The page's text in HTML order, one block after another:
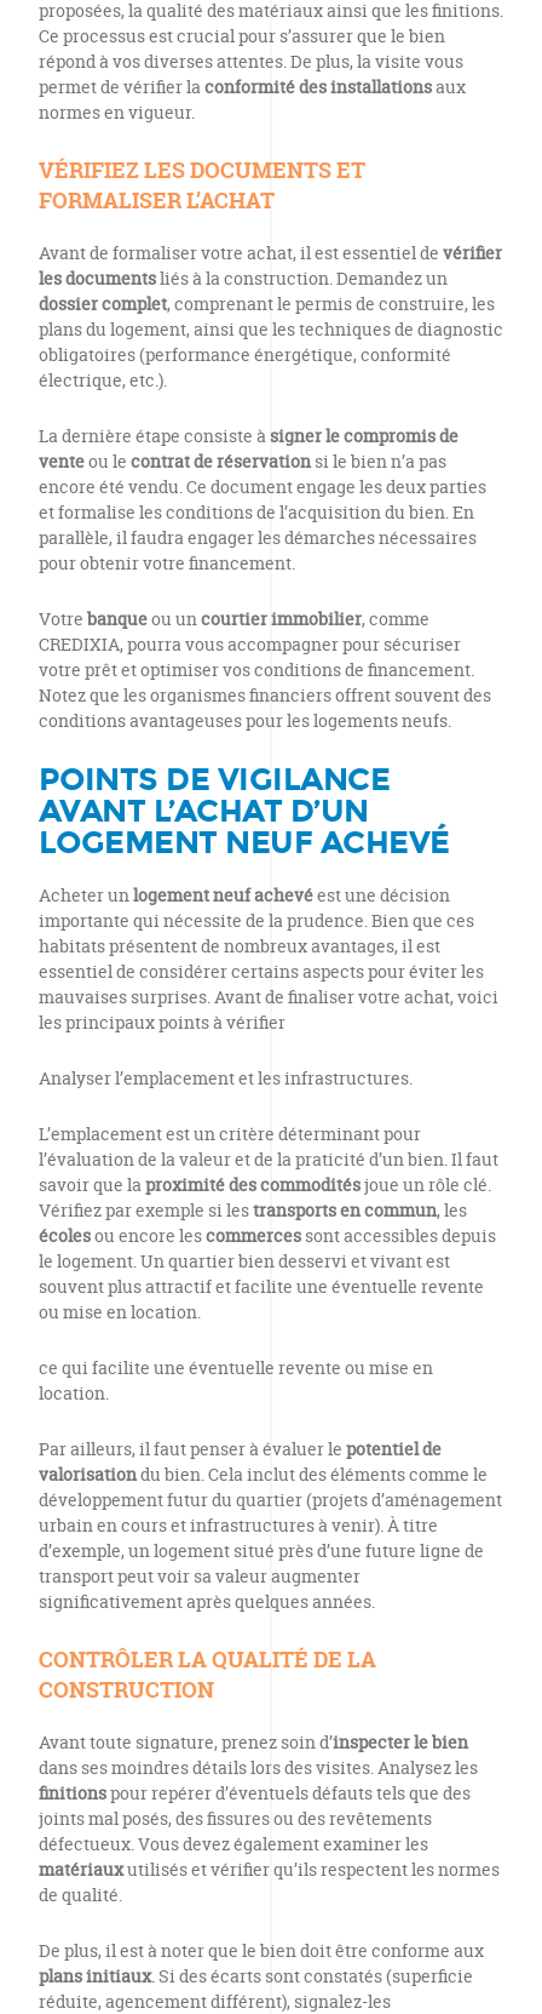
proposées, la qualité des matériaux ainsi que les finitions.
Ce processus est crucial pour s’assurer que le bien
répond à vos diverses attentes. De plus, la visite vous
permet de vérifier laconformité des installationsaux
normes en vigueur.
VÉRIFIEZ LES DOCUMENTS ET
FORMALISER L’ACHAT
Avant de formaliser votre achat, il est essentiel de vérifier
les documentsliés à la construction. Demandez un
dossier complet, comprenant le permis de construire, les
plans du logement, ainsi que les techniques de diagnostic
obligatoires (performance énergétique, conformité
électrique, etc.).
La dernière étape consiste à signer le compromis de
venteou le contrat de réservationsi le bien n’a pas
encore été vendu. Ce document engage les deux parties
et formalise les conditions de l’acquisition du bien. En
parallèle, il faudra engager les démarches nécessaires
pour obtenir votre financement.
Votre banqueou uncourtier immobilier, comme
CREDIXIA, pourra vous accompagner pour sécuriser
votre prêt et optimiser vos conditions de financement.
Notez que les organismes financiers offrent souvent des
conditions avantageuses pour les logements neufs.
POINTS DE VIGILANCE
AVANT L’ACHAT D’UN
LOGEMENT NEUF ACHEVÉ
Acheter unlogement neuf achevéest une décision
importante qui nécessite de la prudence. Bien que ces
habitats présentent de nombreux avantages, il est
essentiel de considérer certains aspects pour éviter les
mauvaises surprises. Avant de finaliser votre achat, voici
les principaux points à vérifier
Analyser l’emplacement et les infrastructures.
L’emplacement est un critère déterminant pour
l’évaluation de la valeur et de la praticité d’un bien. Il faut
savoir que laproximité des commoditésjoue un rôle clé.
Vérifiez par exemple si lestransports en commun, les
écolesou encore lescommerces sont accessibles depuis
le logement. Un quartier bien desservi et vivant est
souvent plus attractif et facilite une éventuelle revente
ou mise en location.
ce qui facilite une éventuelle revente ou mise en
location.
Par ailleurs, il faut penser à évaluer le potentiel de
valorisationdu bien. Cela inclut des éléments comme le
développement futur du quartier (projets d’aménagement
urbain en cours et infrastructures à venir). À titre
d’exemple, un logement situé près d’une future ligne de
transport peut voir sa valeur augmenter
significativement après quelques années.
CONTRÔLER LA QUALITÉ DE LA
CONSTRUCTION
Avant toute signature, prenez soin d’inspecter le bien
dans ses moindres détails lors des visites. Analysez les
finitionspour repérer d’éventuels défauts tels que des
joints mal posés, des fissures ou des revêtements
défectueux. Vous devez également examiner les
matériauxutilisés et vérifier qu’ils respectent les normes
de qualité.
De plus, il est à noter que le bien doit être conforme aux
plans initiaux. Si des écarts sont constatés (superficie
réduite, agencement différent), signalez-les